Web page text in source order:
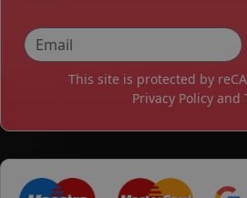
This site is protected by
Privacy Policy and